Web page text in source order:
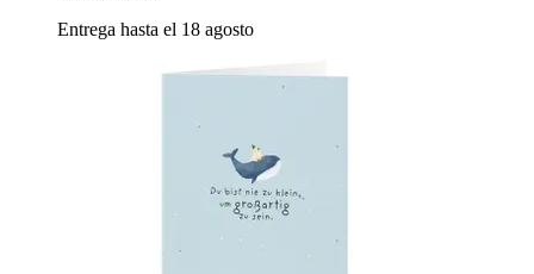
Entrega hasta el 18 agosto